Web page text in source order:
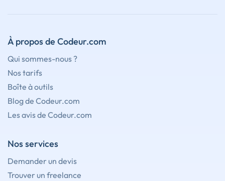
À propos de Codeur.com
Qui sommes-nous ?
Nos tarifs
Boîte à outils
Blog de Codeur.com
Les avis de Codeur.com
Nos services
Demander un devis
Trouver un freelance